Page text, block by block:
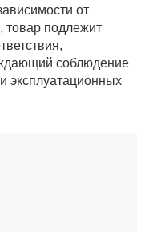
от
товар подлежит
соблюдение
эксплуатационных